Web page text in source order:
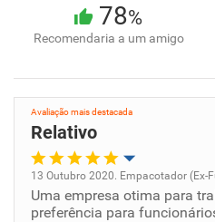
78%
Recomendaria a um amigo
Avaliação mais destacada
Relativo
Oportunidade de promoção
13 Outubro 2020. Empacotador (Ex-
Uma empresa otima para
preferência para